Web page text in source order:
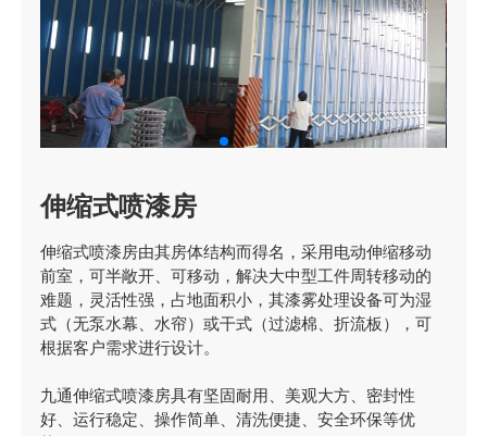
伸缩式喷漆房
伸缩式喷漆房由其房体结构而得名，采用电动伸缩移动
前室，可半敞开、可移动，解决大中型工件周转移动的
难题，灵活性强，占地面积小，其漆雾处理设备可为湿
式（无泵水幕、水帘）或干式（过滤棉、折流板），可
根据客户需求进行设计。
九通伸缩式喷漆房具有坚固耐用、美观大方、密封性
好、运行稳定、操作简单、清洗便捷、安全环保等优